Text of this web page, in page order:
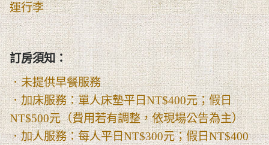
運行李
訂房須知：
．未提供早餐服務
．加床服務：單人床墊平日NT$400元；假日
NT$500元（費用若有調整，依現場公告為主）
．加人服務：每人平日NT$300元；假日NT$400